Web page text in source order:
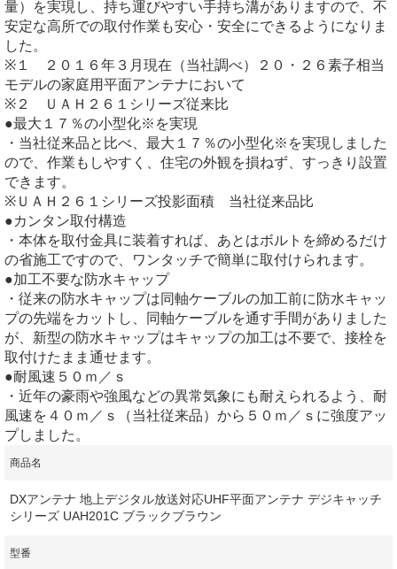
量）を実現し、持ち運びやすい手持ち溝がありますので、不
安定な高所での取付作業も安心・安全にできるようになりま
した。
※１ ２０１６年３月現在（当社調べ）２０・２６素子相当
モデルの家庭用平面アンテナにおいて
※２ ＵＡＨ２６１シリーズ従来比
●最大１７％の小型化※を実現
・当社従来品と比べ、最大１７％の小型化※を実現しました
ので、作業もしやすく、住宅の外観を損ねず、すっきり設置
できます。
※ＵＡＨ２６１シリーズ投影面積 当社従来品比
●カンタン取付構造
・本体を取付金具に装着すれば、あとはボルトを締めるだけ
の省施工ですので、ワンタッチで簡単に取付けられます。
●加工不要な防水キャップ
・従来の防水キャップは同軸ケーブルの加工前に防水キャッ
プの先端をカットし、同軸ケーブルを通す手間がありました
が、新型の防水キャップはキャップの加工は不要で、接栓を
取付けたまま通せます。
●耐風速５０ｍ／ｓ
・近年の豪雨や強風などの異常気象にも耐えられるよう、耐
風速を４０ｍ／ｓ（当社従来品）から５０ｍ／ｓに強度アッ
プしました。
商品名
DXアンテナ 地上デジタル放送対応UHF平面アンテナ デジキャッチ
シリーズ UAH201C ブラックブラウン
型番